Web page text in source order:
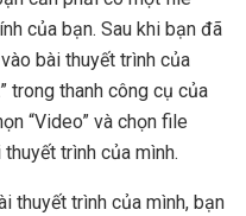
của bạn. Sau khi bạn đã
bài thuyết trình của
trong thanh công cụ của
“Video” và chọn file
trình của mình.
thuyết trình của mình, bạn